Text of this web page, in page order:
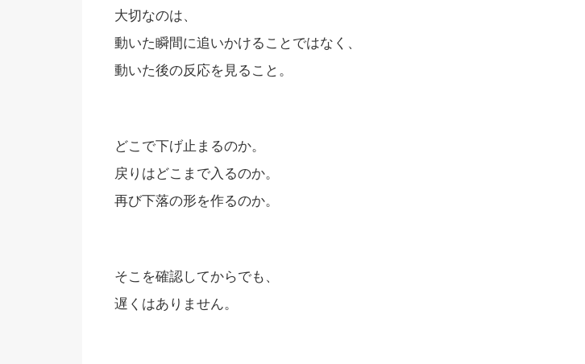
大切なのは、
動いた瞬間に追いかけることではなく、
動いた後の反応を見ること。
どこで下げ止まるのか。
戻りはどこまで入るのか。
再び下落の形を作るのか。
そこを確認してからでも、
遅くはありません。